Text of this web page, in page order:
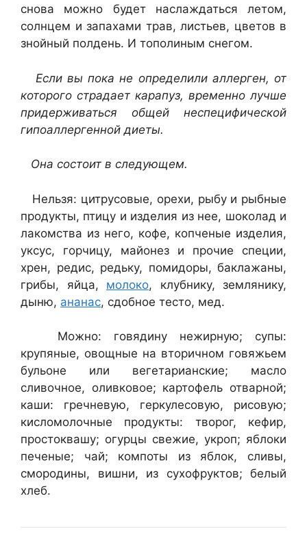
снова можно будет наслаждаться летом,
солнцем и запахами трав, листьев, цветов в
знойный полдень. И тополиным снегом.
Если вы пока не определили аллерген, от
которого страдает карапуз, временно лучше
придерживаться общей неспецифической
гипоаллергенной диеты.
Она состоит в следующем.
Нельзя: цитрусовые, орехи, рыбу и рыбные
продукты, птицу и изделия из нее, шоколад и
лакомства из него, кофе, копченые изделия,
уксус, горчицу, майонез и прочие специи,
хрен, редис, редьку, помидоры, баклажаны,
грибы, яйца, молоко, клубнику, землянику,
дыню, ананас, сдобное тесто, мед.
Можно: говядину нежирную; супы:
крупяные, овощные на вторичном говяжьем
бульоне или вегетарианские; масло
сливочное, оливковое; картофель отварной;
каши: гречневую, геркулесовую, рисовую;
кисломолочные продукты: творог, кефир,
простоквашу; огурцы свежие, укроп; яблоки
печеные; чай; компоты из яблок, сливы,
смородины, вишни, из сухофруктов; белый
хлеб.